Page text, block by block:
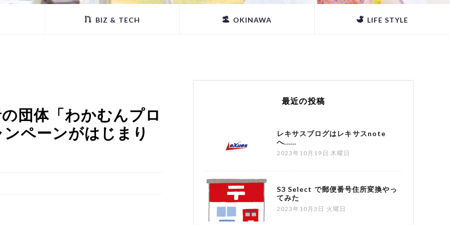
BIZ & TECH OKINAWA LIFE STYLE
団体「わかむんプロ
ペーンがはじまり
最近の投稿
レキサスブログはレキサスnote
へ......
2023年10月19日 木曜日
S3 Select で郵便番号住所変換やっ
てみた
2023年10月3日 火曜日